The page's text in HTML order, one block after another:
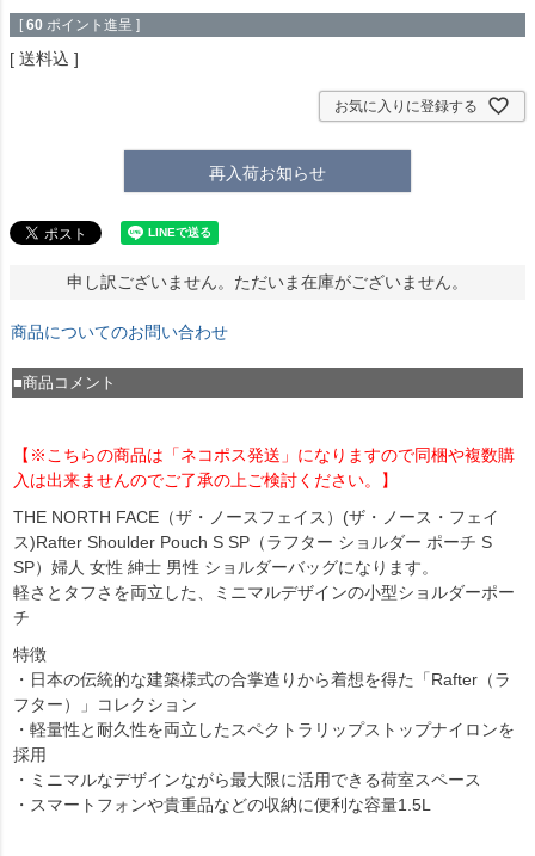
[ 60 ポイント進呈 ]
送料込
お気に入りに登録する
再入荷お知らせ
申し訳ございません。ただいま在庫がございません。
商品についてのお問い合わせ
■商品コメント
【※こちらの商品は「ネコポス発送」になりますので同梱や複数購
入は出来ませんのでご了承の上ご検討ください。】
THE NORTH FACE（ザ・ノースフェイス）(ザ・ノース・フェイ
ス)Rafter Shoulder Pouch S SP（ラフター ショルダー ポーチ S
SP）婦人 女性 紳士 男性 ショルダーバッグになります。
軽さとタフさを両立した、ミニマルデザインの小型ショルダーポー
チ
特徴
・日本の伝統的な建築様式の合掌造りから着想を得た「Rafter（ラ
フター）」コレクション
・軽量性と耐久性を両立したスペクトラリップストップナイロンを
採用
・ミニマルなデザインながら最大限に活用できる荷室スペース
・スマートフォンや貴重品などの収納に便利な容量1.5L